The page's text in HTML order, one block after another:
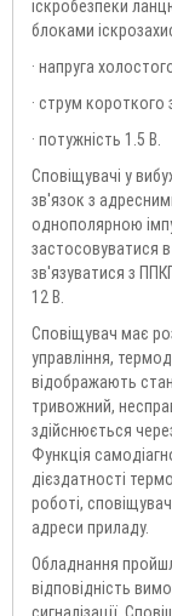
іскробезпеки
блоками
· напруга
· струм
· потужність 1.5 В.
Сповіщувачі у
зв'язок з
однополярною
застосовуватися в
зв'язуватися з
12 В.
Сповіщувач має
управління,
відображають
тривожний,
здійснюється
Функція
дієздатності
роботі,
адреси приладу.
Обладнання
відповідність